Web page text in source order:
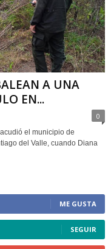
A UNA
EN...
0
el municipio de
del Valle, cuando Diana
ME GUSTA
SEGUIR